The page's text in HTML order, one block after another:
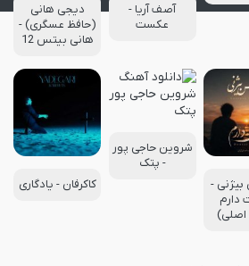
آصف آریا -
عکست
دیجی هانی
(حافظ عسگری) -
هانی بیتس 12
-
دارم
اصلی)
شروین حاجی پور
- پتک
کاکرفان - یادگاری